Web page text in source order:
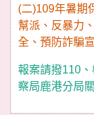
(二)109年暑期
幫派、反暴力
全、預防詐騙宣
報案請撥110
察局鹿港分局